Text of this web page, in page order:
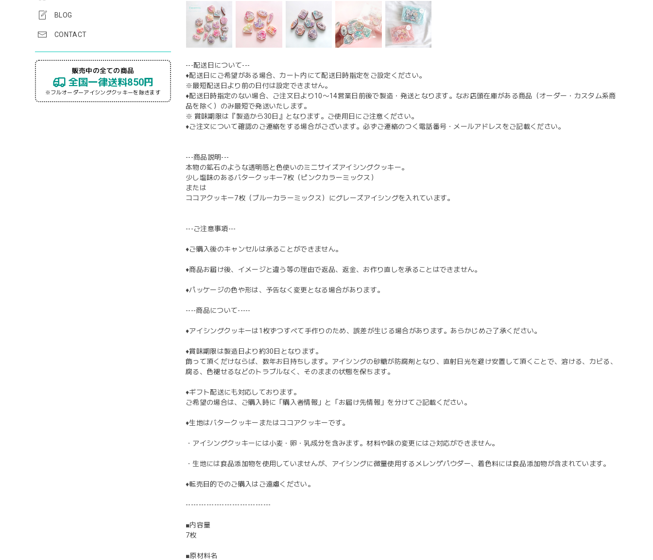
BLOG
CONTACT
販売中の全ての商品
全国一律送料850円
※フルオーダーアイシングクッキーを除きます
---配送日について---
♦︎配送日にご希望がある場合、カート内にて配送日時指定をご設定ください。
※最短配送日より前の日付は設定できません。
♦︎配送日時指定のない場合、ご注文日より10〜14営業日前後で製造・発送となります。なお店頭在庫がある商品（オーダー・カスタム系商
品を除く）のみ最短で発送いたします。
※ 賞味期限は『製造から30日』となります。ご使用日にご注意ください。
♦︎ご注文について確認のご連絡をする場合がございます。必ずご連絡のつく電話番号・メールアドレスをご記載ください。
---商品説明---
本物の鉱石のような透明感と色使いのミニサイズアイシングクッキー。
少し塩味のあるバタークッキー7枚（ピンクカラーミックス）
または
ココアクッキー7枚（ブルーカラーミックス）にグレーズアイシングを入れています。
---ご注意事項---
♦︎ご購入後のキャンセルは承ることができません。
♦︎商品お届け後、イメージと違う等の理由で返品、返金、お作り直しを承ることはできません。
♦︎パッケージの色や形は、予告なく変更となる場合があります。
----商品について-----
♦︎アイシングクッキーは1枚ずつすべて手作りのため、誤差が生じる場合があります。あらかじめご了承ください。
♦︎賞味期限は製造日より約30日となります。
飾って頂くだけならば、数年お日持ちします。アイシングの砂糖が防腐剤となり、直射日光を避け安置して頂くことで、溶ける、カビる、
腐る、色褪せるなどのトラブルなく、そのままの状態を保ちます。
♦︎ギフト配送にも対応しております。
ご希望の場合は、ご購入時に「購入者情報」と「お届け先情報」を分けてご記載ください。
♦︎生地はバタークッキーまたはココアクッキーです。
・アイシングクッキーには小麦・卵・乳成分を含みます。材料や味の変更にはご対応ができません。
・生地には食品添加物を使用していませんが、アイシングに微量使用するメレンゲパウダー、着色料には食品添加物が含まれています。
♦︎転売目的でのご購入はご遠慮ください。
---------------------------------
■内容量
7枚
■原材料名